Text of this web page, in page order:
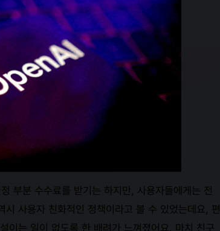
부분 수수료를 받기는 하지만, 사용자들에게는 전
사용자 친화적인 정책이라고 볼 수 있었는데요, 편
이는 일이 없도록 한 배려가 느껴졌어요. 마치 친구